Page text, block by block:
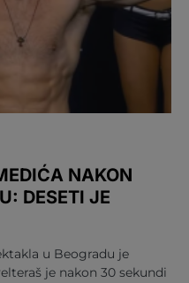
NAKON
DESETI JE
u Beogradu je
je nakon 30 sekundi